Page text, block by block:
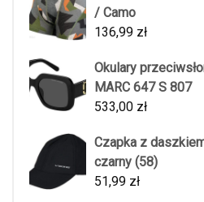
/ Camo
136,99 zł
Okulary
MARC 647 S 807
533,00 zł
Czapka z
czarny (58)
51,99 zł